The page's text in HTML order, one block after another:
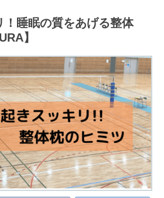
！睡眠の質をあげる整体
】